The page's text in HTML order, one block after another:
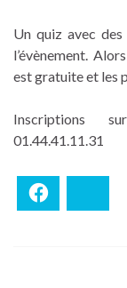
Un quiz avec
l’évènement.
est gratuite et les
Inscriptions
01.44.41.11.31